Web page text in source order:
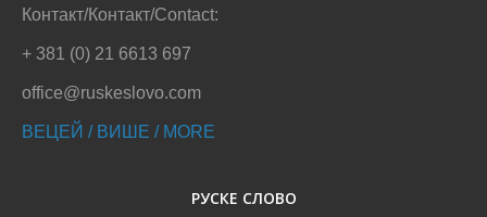
Контакт/Контакт/Contact:
+ 381 (0) 21 6613 697
office@ruskeslovo.com
ВЕЦЕЙ / ВИШЕ / MORE
РУСКЕ СЛОВО